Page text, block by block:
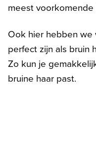
meest
Ook hier hebben
perfect zijn als bruin
Zo kun je
bruine haar past.